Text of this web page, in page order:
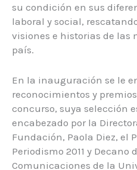
su condición en sus
laboral y social,
visiones e historias de las
país.
En la inauguración se le
reconocimientos y
concurso, suya selección
encabezado por la
Fundación, Paola Diez, el
Periodismo 2011 y Decano
Comunicaciones de la